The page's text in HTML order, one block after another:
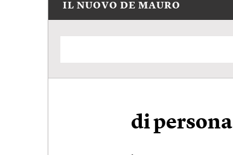
IL NUOVO DE MAURO
di persona